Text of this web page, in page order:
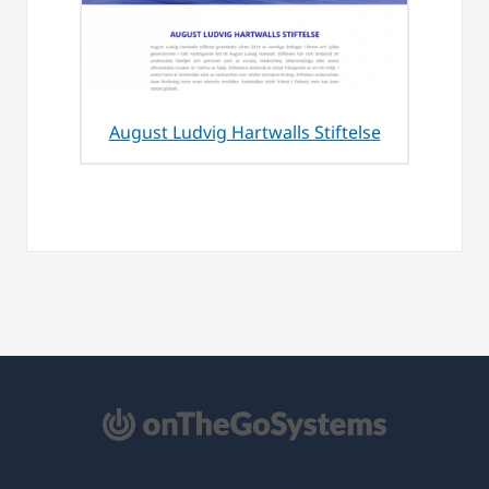
August Ludvig Hartwalls Stiftelse